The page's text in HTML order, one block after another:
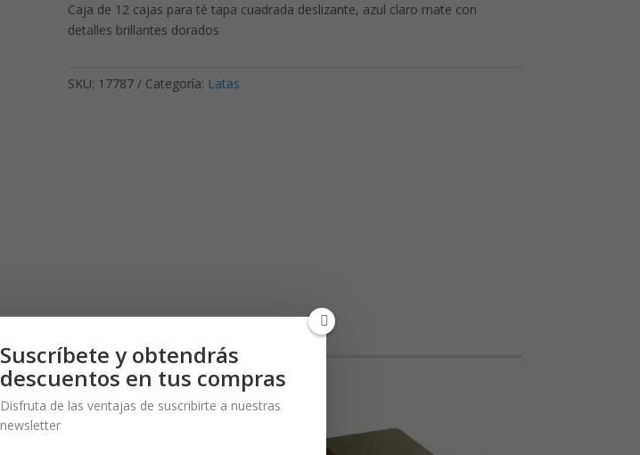
Caja de 12 cajas para té tapa cuadrada deslizante, azul claro mate con
detalles brillantes dorados
SKU: 17787 Categoría: Latas
Suscríbete y obtendrás
descuentos en tus compras
Disfruta de las ventajas de suscribirte a nuestras
newsletter